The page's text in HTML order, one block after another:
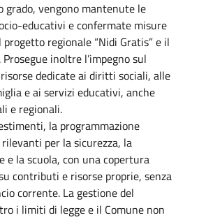
grado, vengono mantenute le
educativi e confermate misure
regionale “Nidi Gratis” e il
inoltre l’impegno sul
dedicate ai diritti sociali, alle
e ai servizi educativi, anche
e regionali.
la programmazione
per la sicurezza, la
e la scuola, con una copertura
contributi e risorse proprie, senza
corrente. La gestione del
i limiti di legge e il Comune non